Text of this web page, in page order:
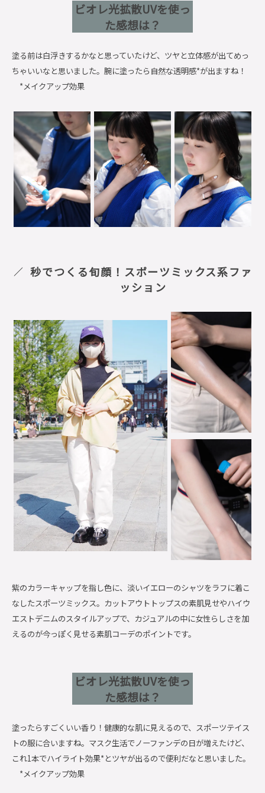
ビオレ光拡散UVを使っ
た感想は？
塗る前は白浮きするかなと思っていたけど、ツヤと立体感が出てめっ
ちゃいいなと思いました。腕に塗ったら自然な透明感*が出ますね！
*メイクアップ効果
秒でつくる旬顔！スポーツミックス系ファ
ッション
紫のカラーキャップを指し色に、淡いイエローのシャツをラフに着こ
なしたスポーツミックス。カットアウトトップスの素肌見せやハイウ
エストデニムのスタイルアップで、カジュアルの中に女性らしさを加
えるのが今っぽく見せる素肌コーデのポイントです。
ビオレ光拡散UVを使っ
た感想は？
塗ったらすごくいい香り！健康的な肌に見えるので、スポーツテイス
トの服に合いますね。マスク生活でノーファンデの日が増えたけど、
これ1本でハイライト効果*とツヤが出るので便利だなと思いました。
*メイクアップ効果